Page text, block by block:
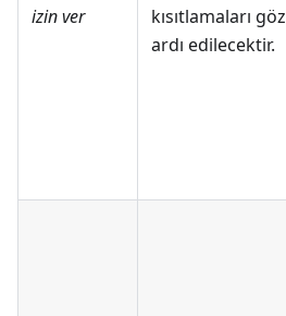
izin ver
kısıtlamaları göz
ardı edilecektir.